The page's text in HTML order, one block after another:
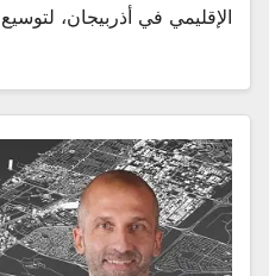
الإقليمي في أذربيجان،